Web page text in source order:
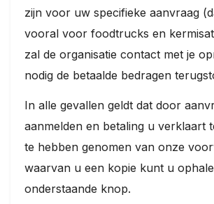
Meer
opties..
klik op
zijn voor uw specifieke aanvraag
vooral voor foodtrucks en
zal de organisatie contact met je
nodig de betaalde bedragen
In alle gevallen geldt dat door
aanmelden en betaling u verklaart
te hebben genomen van onze
waarvan u een kopie kunt u
onderstaande knop.